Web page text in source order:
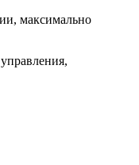
максимально